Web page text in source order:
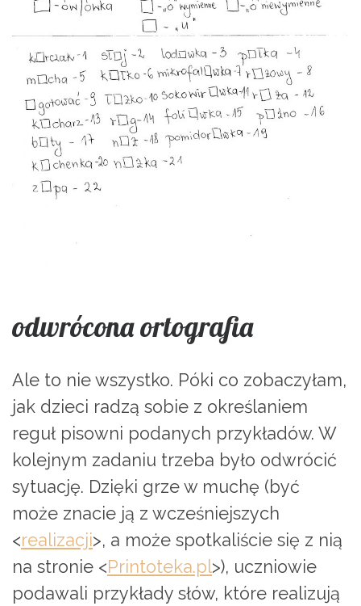
odwrócona ortografia
Ale to nie wszystko. Póki co zobaczyłam,
jak dzieci radzą sobie z określaniem
reguł pisowni podanych przykładów. W
kolejnym zadaniu trzeba było odwrócić
sytuację. Dzięki grze w muchę (być
może znacie ją z wcześniejszych
<realizacji>, a może spotkaliście się z nią
na stronie <Printoteka.pl>), uczniowie
podawali przykłady słów, które realizują